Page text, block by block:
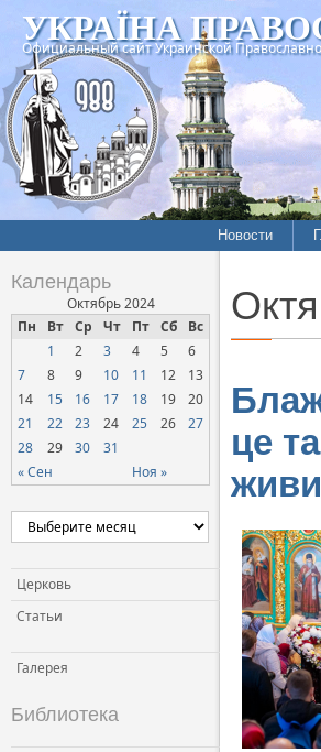
УКРАЇНА
Официальный сайт Украинской
Новости
Календарь
Октябрь 2024
Пн
Вт Ср Чт Пт Сб Вс
« Сен Ноя »
1 2 3 4 5
6
7
8 9 10 11 12
13
14
15 16 17 18 19
20
21
22 23 24 25 26
27
28
29 30 31
Церковь
Статьи
Галерея
Библиотека
це